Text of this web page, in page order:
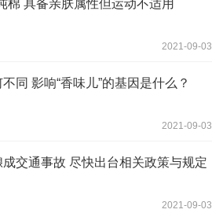
棉 具备亲肤属性但运动不适用
2021-09-03
同 影响“香味儿”的基因是什么？
2021-09-03
成交通事故 尽快出台相关政策与规定
2021-09-03